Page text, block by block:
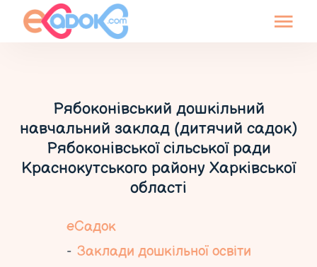
Рябоконівський дошкільний
навчальний заклад (дитячий садок)
Рябоконівської сільської ради
Краснокутського району Харківської
області
еСадок
Заклади дошкільної освіти